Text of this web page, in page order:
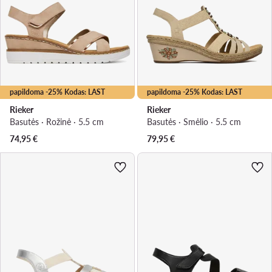
papildoma -25% Kodas: LAST
Rieker
Basutės · Rožinė · 5.5 cm
74,95€
papildoma -25% Kodas: LAST
Rieker
Basutės · Smėlio · 5.5 cm
79,95€